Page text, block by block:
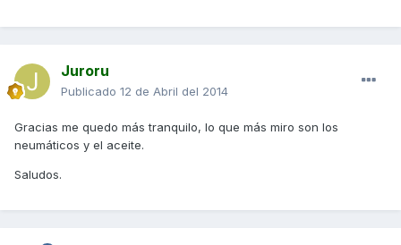
Juroru
Publicado 12 de Abril del 2014
Gracias me quedo más tranquilo, lo que más miro son los
neumáticos y el aceite.
Saludos.